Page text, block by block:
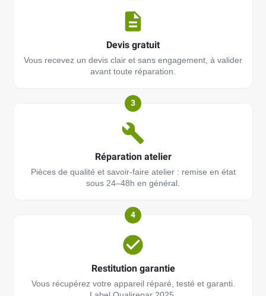
Devis gratuit
Vous recevez un devis clair et sans engagement, à valider
avant toute réparation.
3
Réparation atelier
Pièces de qualité et savoir-faire atelier : remise en état
sous 24–48h en général.
4
Restitution garantie
Vous récupérez votre appareil réparé, testé et garanti.